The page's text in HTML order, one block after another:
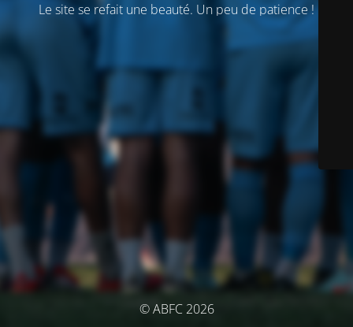
Le site se refait une beauté. Un peu de patience !
© ABFC 2026